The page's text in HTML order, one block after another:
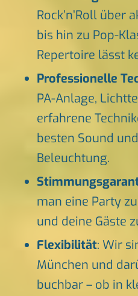
Rock’n’Roll über
bis hin zu Pop-
Repertoire lässt
Professionelle
PA-Anlage,
erfahrene
besten Sound
Beleuchtung.
man eine Party
und deine Gäste
Flexibilität: Wir
München und
buchbar – ob in